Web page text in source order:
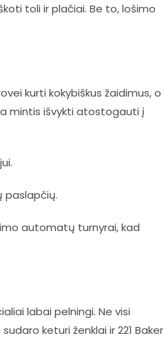
toli ir plačiai. Be to, lošimo
kurti kokybiškus žaidimus, o
mintis išvykti atostogauti į
paslapčių.
automatų turnyrai, kad
labai pelningi. Ne visi
keturi ženklai ir 221 Baker